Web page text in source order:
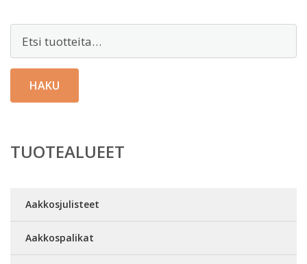
HAKU
TUOTEALUEET
Aakkosjulisteet
Aakkospalikat